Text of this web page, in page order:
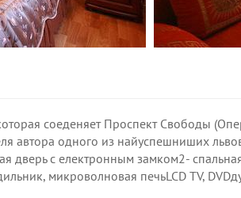
соеденяет Проспект Свободы
автора одного из найуспешниших
дверь с електронным замком2-
микроволновая печьLCD TV,